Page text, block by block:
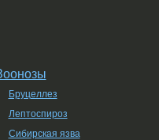
Бруцеллез
Лептоспироз
Сибирская язва